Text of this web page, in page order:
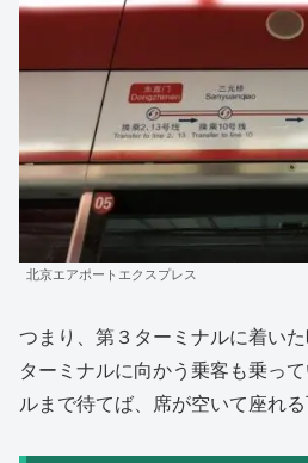
北京エアポートエクスプレス
つまり、第３ターミナルに着い
ターミナルに向かう乗客も乗っ
ルまで待てば、席が空いて座れ